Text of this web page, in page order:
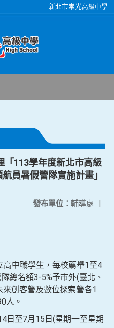
新北市崇光高級中學
「113學年度新北市高級
員暑假營隊實施計畫」
發布單位： 輔導處 |
中職學生，每校薦舉1至4
總名額3-5%予市外(臺北、
創客營及數位探索營各1
人。
至7月15日(星期一至星期